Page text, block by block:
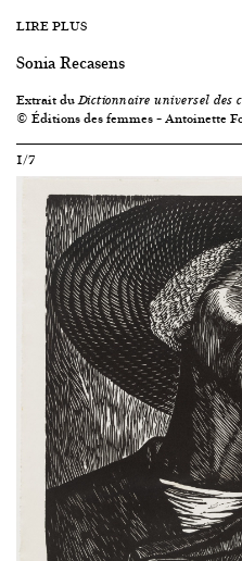
LIRE PLUS
Sonia Recasens
Extrait duDictionnaire universel des
© Éditions des femmes – Antoinette
1/7